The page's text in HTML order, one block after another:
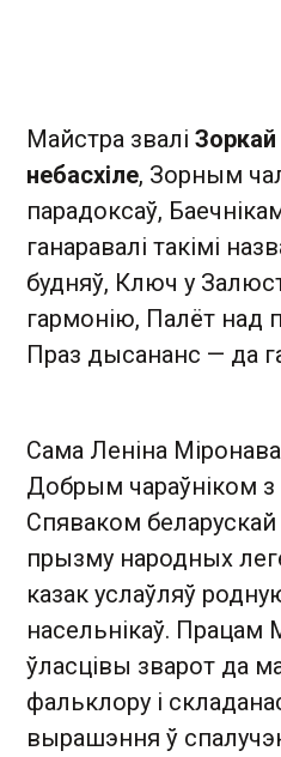
Майстра звалі
небасхіле, Зорным
парадоксаў,
ганаравалі такімі
будняў, Ключ у
гармонію, Палёт над
Праз дысананс — да
Сама Леніна
Добрым чараўніком з
Спяваком беларускай
прызму народных
казак услаўляў
насельнікаў.
ўласцівы зварот да
фальклору і
вырашэння ў